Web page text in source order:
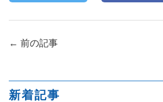
← 前の記事
新着記事